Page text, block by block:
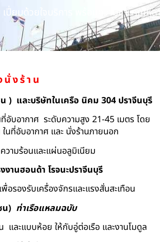
ยมด้วยใจบริการ พร้อมความชำนาญหลา
งร้าน
) และบริษัทในเครือ นิคม 304 ปราจีนบุรี
บอากาศ ระดับความสูง 21-45 เมตร โดย
ที่อับอากาศ และ นั่งร้านภายนอก
ามร้อนและแผ่นอลูมิเนียม
งงานฮอนด้า โรจนะปราจีนบุรี
รองรับเครื่องจักรและแรงสั่นสะเทือน
น) ท่าเรือแหลมฉบับ
ละแบบห้อย ให้กับอู่ต่อเรือ และงานโมดูล